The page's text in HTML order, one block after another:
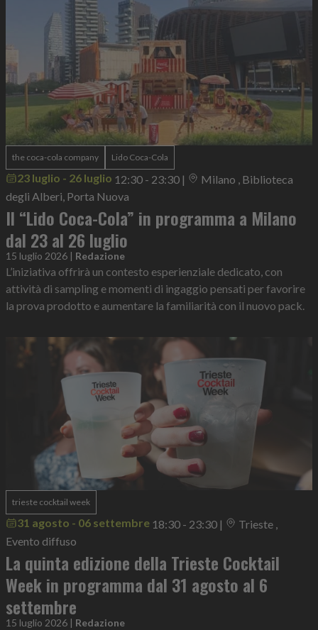
the coca-cola company Lido Coca-Cola
23 luglio - 26 luglio 12:30 - 23:30 |
Milano , Biblioteca
degli Alberi, Porta Nuova
Il “Lido Coca-Cola” in programma a Milano
dal 23 al 26 luglio
15 luglio 2026 | Redazione
L’iniziativa offrirà un contesto esperienziale dedicato, con
attività di sampling e momenti di ingaggio pensati per favorire
la prova prodotto e aumentare la familiarità con il nuovo pack.
trieste cocktail week
31 agosto - 06 settembre 18:30 - 23:30 |
Trieste ,
Evento diffuso
La quinta edizione della Trieste Cocktail
Week in programma dal 31 agosto al 6
settembre
15 luglio 2026 | Redazione